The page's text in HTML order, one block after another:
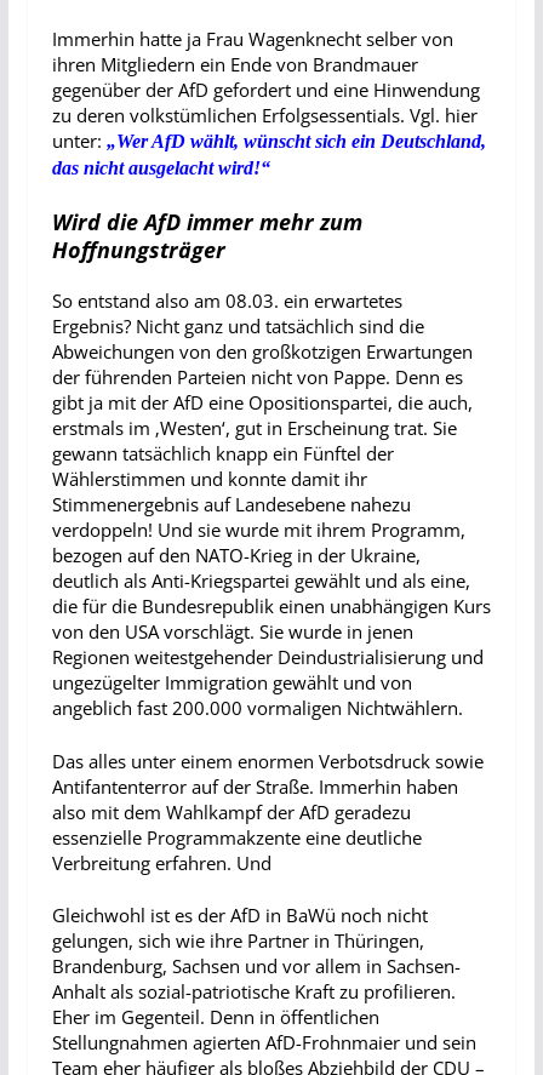
Immerhin hatte ja Frau Wagenknecht selber von
ihren Mitgliedern ein Ende von Brandmauer
gegenüber der AfD gefordert und eine Hinwendung
zu deren volkstümlichen Erfolgsessentials. Vgl. hier
unter: „Wer AfD wählt, wünscht sich ein Deutschland,
das nicht ausgelacht wird!“
Wird die AfD immer mehr zum
Hoffnungsträger
So entstand also am 08.03. ein erwartetes
Ergebnis? Nicht ganz und tatsächlich sind die
Abweichungen von den großkotzigen Erwartungen
der führenden Parteien nicht von Pappe. Denn es
gibt ja mit der AfD eine Opositionspartei, die auch,
erstmals im ‚Westen‘, gut in Erscheinung trat. Sie
gewann tatsächlich knapp ein Fünftel der
Wählerstimmen und konnte damit ihr
Stimmenergebnis auf Landesebene nahezu
verdoppeln! Und sie wurde mit ihrem Programm,
bezogen auf den NATO-Krieg in der Ukraine,
deutlich als Anti-Kriegspartei gewählt und als eine,
die für die Bundesrepublik einen unabhängigen Kurs
von den USA vorschlägt. Sie wurde in jenen
Regionen weitestgehender Deindustrialisierung und
ungezügelter Immigration gewählt und von
angeblich fast 200.000 vormaligen Nichtwählern.
Das alles unter einem enormen Verbotsdruck sowie
Antifantenterror auf der Straße. Immerhin haben
also mit dem Wahlkampf der AfD geradezu
essenzielle Programmakzente eine deutliche
Verbreitung erfahren. Und
Gleichwohl ist es der AfD in BaWü noch nicht
gelungen, sich wie ihre Partner in Thüringen,
Brandenburg, Sachsen und vor allem in Sachsen-
Anhalt als sozial-patriotische Kraft zu profilieren.
Eher im Gegenteil. Denn in öffentlichen
Stellungnahmen agierten AfD-Frohnmaier und sein
Team eher häufiger als bloßes Abziehbild der CDU –